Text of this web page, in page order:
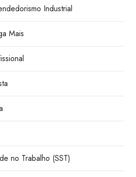
Industrial
Mais
no Trabalho (SST)